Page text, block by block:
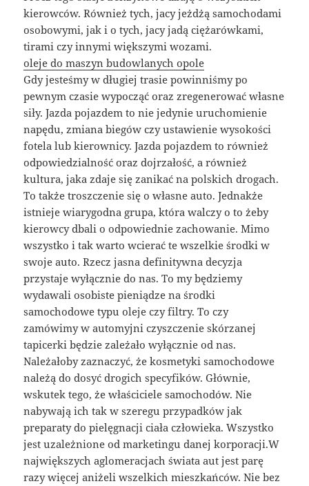
kierowców. Również tych, jacy jeżdżą samochodami
osobowymi, jak i o tych, jacy jadą ciężarówkami,
tirami czy innymi większymi wozami.
oleje do maszyn budowlanych opole
Gdy jesteśmy w długiej trasie powinniśmy po
pewnym czasie wypocząć oraz zregenerować własne
siły. Jazda pojazdem to nie jedynie uruchomienie
napędu, zmiana biegów czy ustawienie wysokości
fotela lub kierownicy. Jazda pojazdem to również
odpowiedzialność oraz dojrzałość, a również
kultura, jaka zdaje się zanikać na polskich drogach.
To także troszczenie się o własne auto. Jednakże
istnieje wiarygodna grupa, która walczy o to żeby
kierowcy dbali o odpowiednie zachowanie. Mimo
wszystko i tak warto wcierać te wszelkie środki w
swoje auto. Rzecz jasna definitywna decyzja
przystaje wyłącznie do nas. To my będziemy
wydawali osobiste pieniądze na środki
samochodowe typu oleje czy filtry. To czy
zamówimy w automyjni czyszczenie skórzanej
tapicerki będzie zależało wyłącznie od nas.
Należałoby zaznaczyć, że kosmetyki samochodowe
należą do dosyć drogich specyfików. Głównie,
wskutek tego, że właściciele samochodów. Nie
nabywają ich tak w szeregu przypadków jak
preparaty do pielęgnacji ciała człowieka. Wszystko
jest uzależnione od marketingu danej korporacji.W
największych aglomeracjach świata aut jest parę
razy więcej aniżeli wszelkich mieszkańców. Nie bez